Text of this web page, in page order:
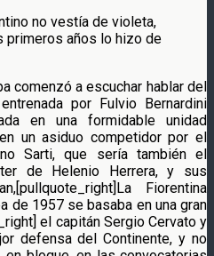
no vestía de violeta,
primeros años lo hizo de
comenzó a escuchar hablar del
por Fulvio Bernardini
en una formidable unidad
un asiduo competidor por el
Sarti, que sería también el
de Helenio Herrera, y sus
Fiorentina
de 1957 se basaba en una gran
el capitán Sergio Cervato y
defensa del Continente, y no